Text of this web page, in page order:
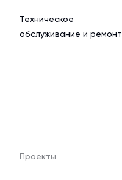
Техническое
обслуживание и ремонт
Проекты